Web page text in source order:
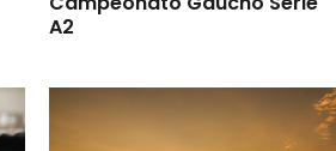
A2